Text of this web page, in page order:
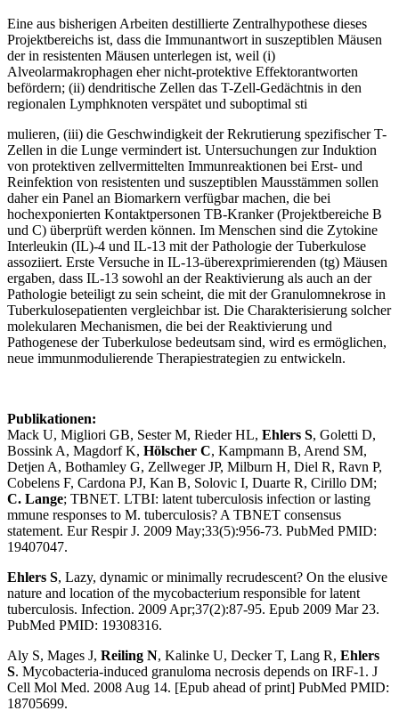
Eine aus bisherigen Arbeiten destillierte Zentralhypothese dieses
Projektbereichs ist, dass die Immunantwort in suszeptiblen Mäusen
der in resistenten Mäusen unterlegen ist, weil (i)
Alveolarmakrophagen eher nicht-protektive Effektorantworten
befördern; (ii) dendritische Zellen das T-Zell-Gedächtnis in den
regionalen Lymphknoten verspätet und suboptimal sti
mulieren, (iii) die Geschwindigkeit der Rekrutierung spezifischer T-
Zellen in die Lunge vermindert ist. Untersuchungen zur Induktion
von protektiven zellvermittelten Immunreaktionen bei Erst- und
Reinfektion von resistenten und suszeptiblen Mausstämmen sollen
daher ein Panel an Biomarkern verfügbar machen, die bei
hochexponierten Kontaktpersonen TB-Kranker (Projektbereiche B
und C) überprüft werden können. Im Menschen sind die Zytokine
Interleukin (IL)-4 und IL-13 mit der Pathologie der Tuberkulose
assoziiert. Erste Versuche in IL-13-überexprimierenden (tg) Mäusen
ergaben, dass IL-13 sowohl an der Reaktivierung als auch an der
Pathologie beteiligt zu sein scheint, die mit der Granulomnekrose in
Tuberkulosepatienten vergleichbar ist. Die Charakterisierung solcher
molekularen Mechanismen, die bei der Reaktivierung und
Pathogenese der Tuberkulose bedeutsam sind, wird es ermöglichen,
neue immunmodulierende Therapiestrategien zu entwickeln.
Publikationen:
Mack U, Migliori GB, Sester M, Rieder HL, Ehlers S, Goletti D,
Bossink A, Magdorf K, Hölscher C, Kampmann B, Arend SM,
Detjen A, Bothamley G, Zellweger JP, Milburn H, Diel R, Ravn P,
Cobelens F, Cardona PJ, Kan B, Solovic I, Duarte R, Cirillo DM;
C. Lange; TBNET. LTBI: latent tuberculosis infection or lasting
mmune responses to M. tuberculosis? A TBNET consensus
statement. Eur Respir J. 2009 May;33(5):956-73. PubMed PMID:
19407047.
Ehlers S, Lazy, dynamic or minimally recrudescent? On the elusive
nature and location of the mycobacterium responsible for latent
tuberculosis. Infection. 2009 Apr;37(2):87-95. Epub 2009 Mar 23.
PubMed PMID: 19308316.
Aly S, Mages J, Reiling N, Kalinke U, Decker T, Lang R, Ehlers
S. Mycobacteria-induced granuloma necrosis depends on IRF-1. J
Cell Mol Med. 2008 Aug 14. [Epub ahead of print] PubMed PMID:
18705699.